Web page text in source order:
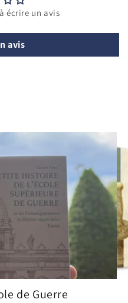
écrire un avis
avis
de Guerre